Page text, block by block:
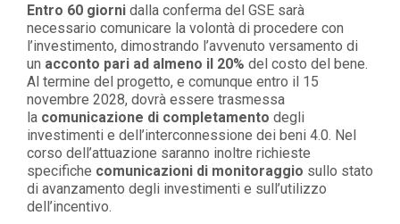
Entro 60 giorni dalla conferma del GSE sarà
necessario comunicare la volontà di procedere con
l’investimento, dimostrando l’avvenuto versamento di
un acconto pari ad almeno il 20% del costo del bene.
Al termine del progetto, e comunque entro il 15
novembre 2028, dovrà essere trasmessa
la comunicazione di completamento degli
investimenti e dell’interconnessione dei beni 4.0. Nel
corso dell’attuazione saranno inoltre richieste
specifiche comunicazioni di monitoraggio sullo stato
di avanzamento degli investimenti e sull’utilizzo
dell’incentivo.